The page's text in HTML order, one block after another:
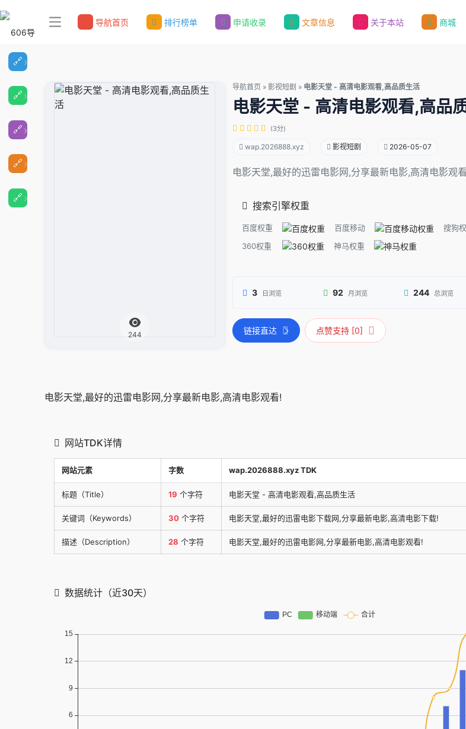
导航首页 排行榜单 申请收录 文章信息 关于本站 商城
244
导航首页 » 影视短剧 » 电影天堂 - 高清电影观看,高品质生活
电影天堂 - 高清电影观看,高品
(3分)
wap.2026888.xyz 影视短剧 2026-05-07
电影天堂,最好的迅雷电影网,分享最新电影,高清电影观
搜索引擎权重
百度权重 百度移动 搜狗
360权重
神马权重
3 日浏览 92 月浏览 244 总浏览
链接直达 点赞支持 [0]
电影天堂,最好的迅雷电影网,分享最新电影,高清电影观看!
网站TDK详情
网站元素 字数 wap.2026888.xyz TDK
标题（Title） 19 个字符 电影天堂 - 高清电影观看,高品质生活
关键词（Keywords） 30 个字符 电影天堂,最好的迅雷电影下载网,分享最新电影,高清电影下载!
描述（Description） 28 个字符 电影天堂,最好的迅雷电影网,分享最新电影,高清电影观看!
数据统计（近30天）